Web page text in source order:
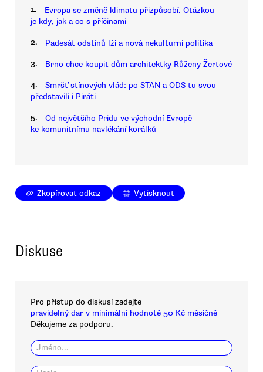
1.
Evropa se změně klimatu přizpůsobí. Otázkou
je kdy, jak a co s příčinami
2. Padesát odstínů lži a nová nekulturní politika
3. Brno chce koupit dům architektky Růženy Žertové
4.
Smršť stínových vlád: po STAN a ODS tu svou
představili i Piráti
5.
Od největšího Pridu ve východní Evropě
ke komunitnímu navlékání korálků
Zkopírovat odkaz Vytisknout
Diskuse
Pro přístup do diskusí zadejte
pravidelný dar v minimální hodnotě 50 Kč měsíčně
Děkujeme za podporu.